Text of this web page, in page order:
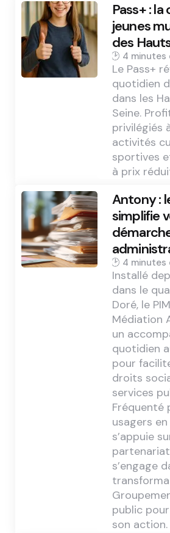
Pass+ :
jeunes
des
4 min
Le Pass+
quotidien
dans les
Seine.
privilégiés
activités
sportives
à prix
Antony :
simplifie
4 min
Installé
dans le
Doré, le
Médiation
un
quotidien
pour
droits
services
Fréquenté
usagers
s’appuie
s’engage
public
son action.